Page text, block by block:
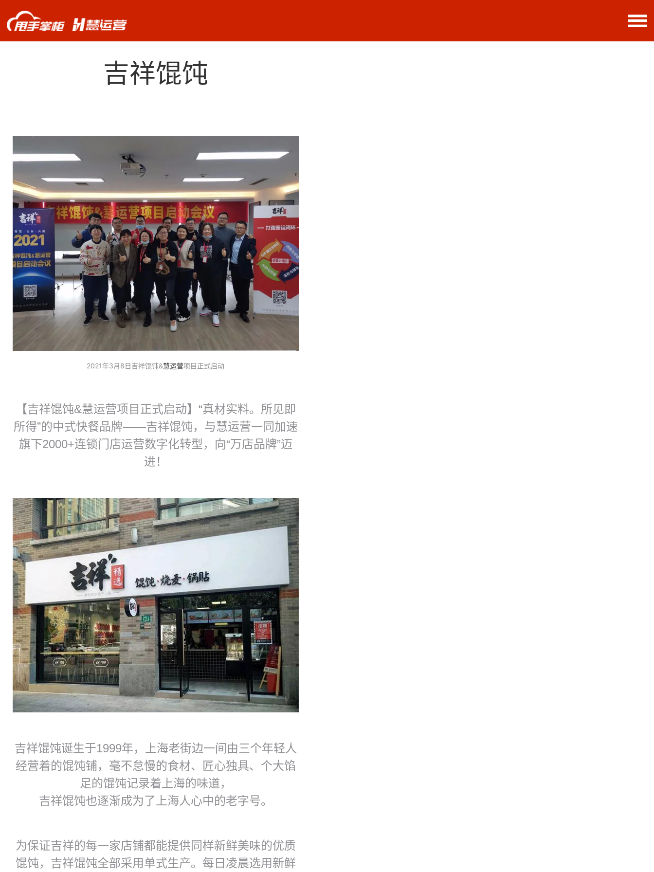
首页> 案例> 小吃快餐
吉祥馄饨
2021年3月8日吉祥馄饨&慧运营项目正式启动
【吉祥馄饨&慧运营项目正式启动】“真材实料。所见即
所得”的中式快餐品牌——吉祥馄饨，与慧运营一同加速
旗下2000+连锁门店运营数字化转型，向“万店品牌”迈
进！
吉祥馄饨诞生于1999年，上海老街边一间由三个年轻人
经营着的馄饨铺，毫不怠慢的食材、匠心独具、个大馅
足的馄饨记录着上海的味道，
吉祥馄饨也逐渐成为了上海人心中的老字号。
为保证吉祥的每一家店铺都能提供同样新鲜美味的优质
馄饨，吉祥馄饨全部采用单式生产。每日凌晨选用新鲜